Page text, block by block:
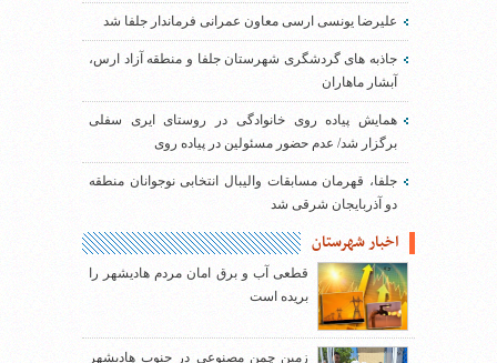
علیرضا یونسی ارسی معاون عمرانی فرماندار جلفا شد
جاذبه های گردشگری شهرستان جلفا و منطقه آزاد ارس،
آبشار ماهاران
همایش پیاده روی خانوادگی در روستای ایری سفلی
برگزار شد/ عدم حضور مسئولین در پیاده روی
جلفا، قهرمان مسابقات والیبال انتخابی نوجوانان منطقه
دو آذربایجان شرقی شد
اخبار شهرستان
قطعی آب و برق امان مردم هادیشهر را
بریده است
زمین چمن مصنوعی در جنوب هادیشهر